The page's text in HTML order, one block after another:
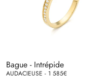
Bague - Intrépide
AUDACIEUSE - 1 585€